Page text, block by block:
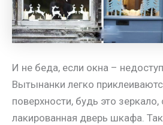
И не беда, если окна –
Вытынанки легко
поверхности, будь это зеркало,
лакированная дверь шкафа.